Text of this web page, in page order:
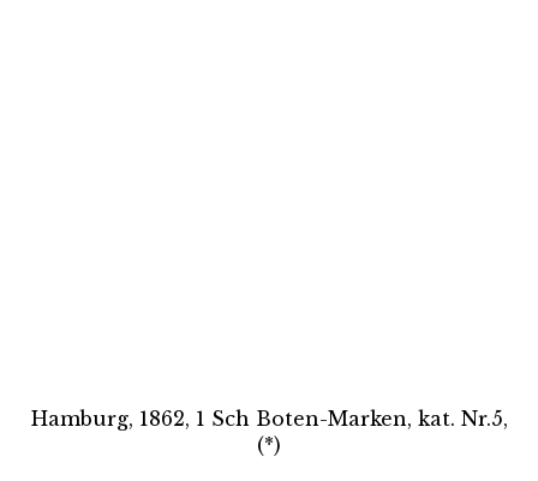
Hamburg, 1862, 1 Sch Boten-Marken, kat. Nr.5,
(*)